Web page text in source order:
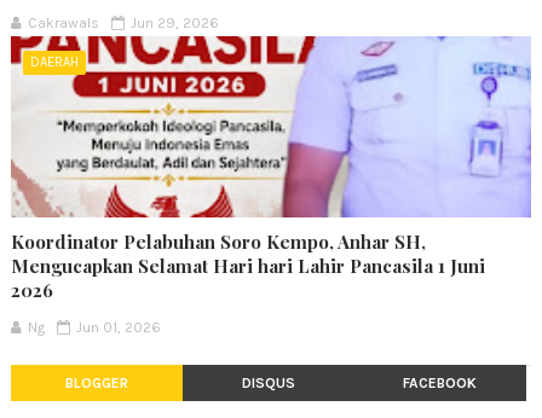
Cakrawals Jun 29, 2026
DAERAH
Koordinator Pelabuhan Soro Kempo, Anhar SH,
Mengucapkan Selamat Hari hari Lahir Pancasila 1 Juni
2026
Ng Jun 01, 2026
BLOGGER DISQUS FACEBOOK